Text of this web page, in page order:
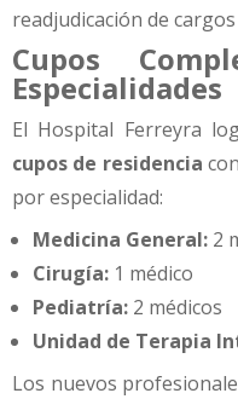
readjudicación de cargos
Cupos
Especialidades
El Hospital Ferreyra
cupos de residencia
por especialidad:
Medicina General: 2
Cirugía: 1 médico
Pediatría: 2 médicos
Unidad de Terapia
Los nuevos